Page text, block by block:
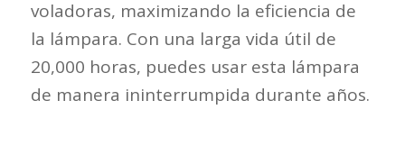
voladoras, maximizando la eficiencia de
la lámpara. Con una larga vida útil de
20,000 horas, puedes usar esta lámpara
de manera ininterrumpida durante años.